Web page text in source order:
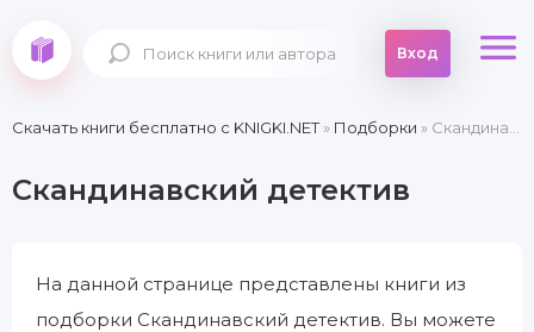
Вход
Скачать книги бесплатно c KNIGKI.NET» Подборки » Скандинавский детектив
Скандинавский детектив
На данной странице представлены книги из
подборки Скандинавский детектив. Вы можете